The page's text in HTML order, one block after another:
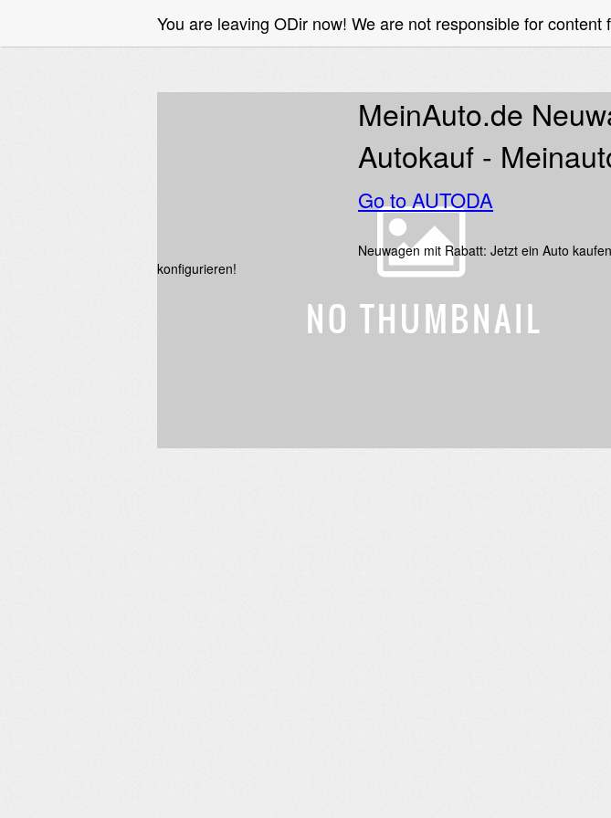
You are leaving ODir now! We are not responsible for content
MeinAuto.de
Autokauf -
Go to AUTODA
Neuwagen mit Rabatt: Jetzt ein Auto
konfigurieren!